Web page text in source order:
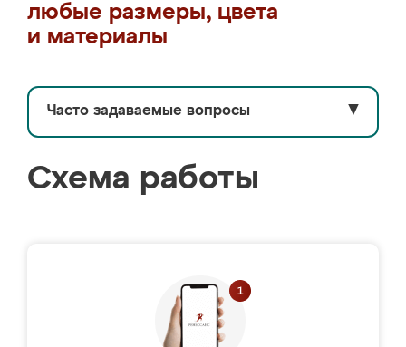
любые размеры, цвета
и материалы
Часто задаваемые вопросы ▼
Схема работы